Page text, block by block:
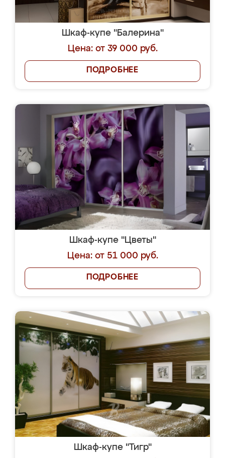
Шкаф-купе "Балерина"
Цена: от 39 000 руб.
ПОДРОБНЕЕ
Шкаф-купе "Цветы"
Цена: от 51 000 руб.
ПОДРОБНЕЕ
Шкаф-купе "Тигр"